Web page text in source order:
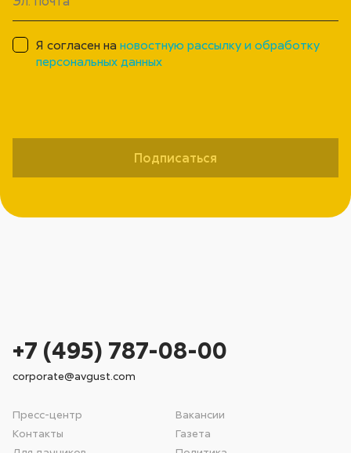
Я согласен нановостную рассылку и обработку
персональных данных
Подписаться
Пресс-центр
Вакансии
Контакты
Газета
+7 (495) 787-08-00
corporate@avgust.com